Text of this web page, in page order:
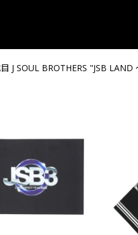
J SOUL BROTHERS "JSB LAND